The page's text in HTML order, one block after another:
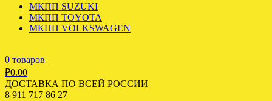
МКПП SUZUKI
МКПП TOYOTA
МКПП VOLKSWAGEN
0 товаров
₽0.00
ДОСТАВКА ПО ВСЕЙ РОССИИ
8 911 717 86 27